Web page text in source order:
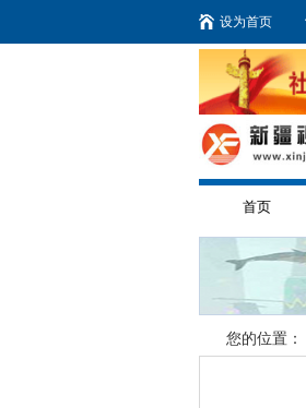
设为首页
首页
您的位置：